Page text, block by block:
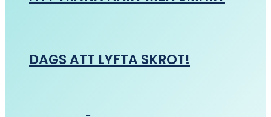
DAGS ATT LYFTA SKROT!